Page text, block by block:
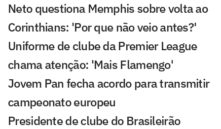
Neto questiona Memphis sobre volta ao
Corinthians: 'Por que não veio antes?'
Uniforme de clube da Premier League
chama atenção: 'Mais Flamengo'
Jovem Pan fecha acordo para transmitir
campeonato europeu
Presidente de clube do Brasileirão